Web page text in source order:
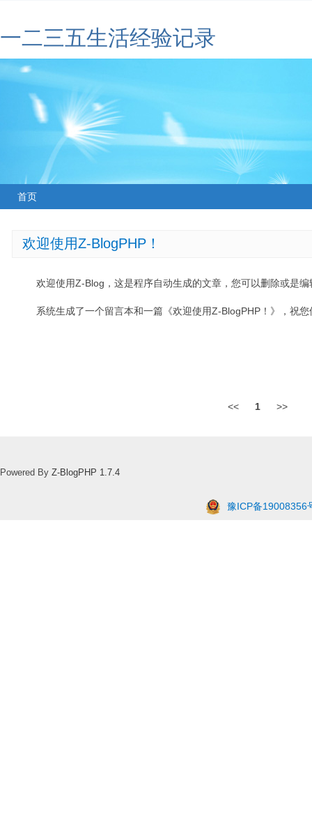
一二三五生活经验记录
首页
欢迎使用Z-BlogPHP！
欢迎使用Z-Blog，这是程序自动生成的文章，您可以删除或是编
系统生成了一个留言本和一篇《欢迎使用Z-BlogPHP！》，祝
<< 1 >>
Powered By Z-BlogPHP 1.7.4
豫ICP备19008356